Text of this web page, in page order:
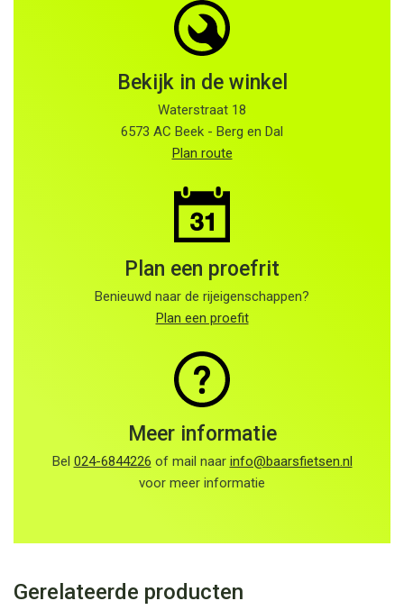
Bekijk in de winkel
Waterstraat 18
6573 AC Beek - Berg en Dal
Plan route
Plan een proefrit
Benieuwd naar de rijeigenschappen?
Plan een proefit
Meer informatie
Bel 024-6844226 of mail naar info@baarsfietsen.nl
voor meer informatie
Gerelateerde producten